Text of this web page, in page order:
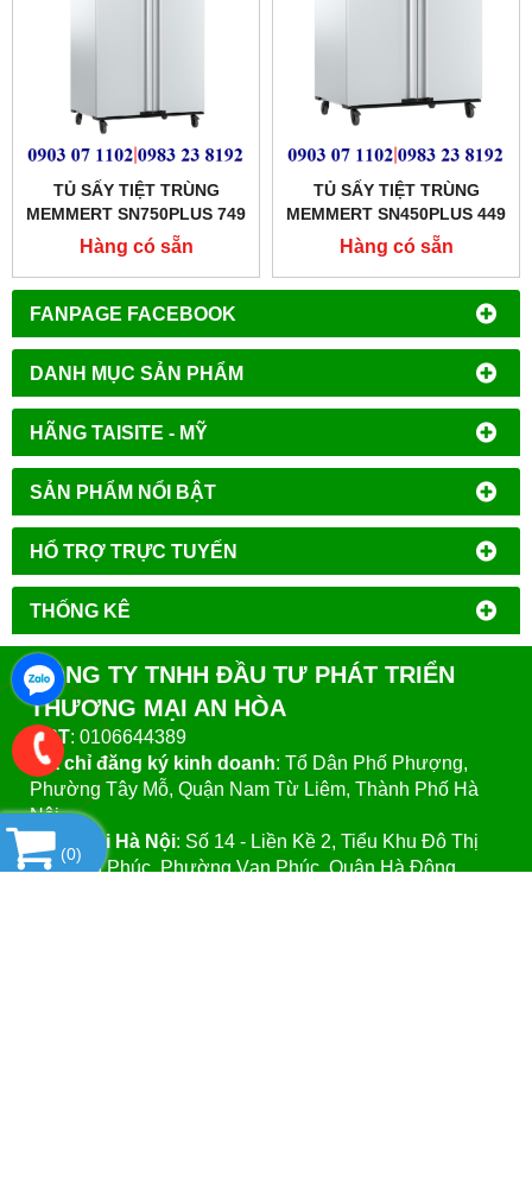
FANPAGE FACEBOOK
DANH MỤC SẢN PHẨM
HÃNG TAISITE - MỸ
SẢN PHẨM NỔI BẬT
HỔ TRỢ TRỰC TUYẾN
THỐNG KÊ
TỦ SẤY TIỆT TRÙNG
MEMMERT SN750PLUS 749
LÍT
Hàng có sẵn
TỦ SẤY TIỆT TRÙNG
MEMMERT SN450PLUS 449
LÍT
Hàng có sẵn
CÔNG TY TNHH ĐẦU TƯ PHÁT TRIỂN
THƯƠNG MẠI AN HÒA
MST: 0106644389
Địa chỉ đăng ký kinh doanh: Tổ Dân Phố Phượng,
Phường Tây Mỗ, Quận Nam Từ Liêm, Thành Phố Hà
Nội.
VPGD tại Hà Nội: Số 14 - Liền Kề 2, Tiểu Khu Đô Thị
Mới Vạn Phúc, Phường Vạn Phúc, Quận Hà Đông,
(0)